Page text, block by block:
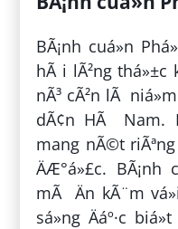
BÃ¡nh cuá»n
hÃ i lÃ²ng thá»±c
nÃ³ cÃ²n lÃ
dÃ¢n HÃ Nam.
mang nÃ©t riÃªng
ÄÆ°á»£c. BÃ¡nh
mÃ Än kÃ¨m
sá»ng Äáº·c